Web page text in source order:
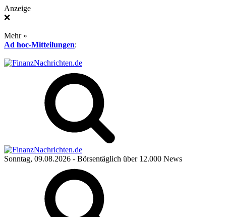
Anzeige
❌
Mehr »
Ad hoc-Mitteilungen:
Sonntag, 09.08.2026 - Börsentäglich über 12.000 News